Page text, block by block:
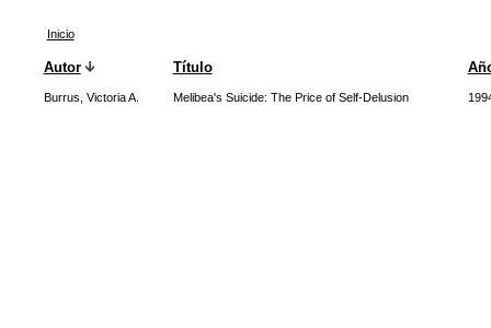
Inicio
Autor Título
Burrus, Victoria A. Melibea's Suicide: The Price of Self-Delusion